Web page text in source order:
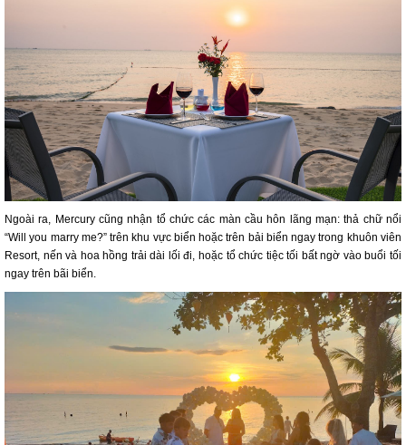
Ngoài ra, Mercury cũng nhận tổ chức các màn cầu hôn lãng mạn: thả chữ nổi
“Will you marry me?” trên khu vực biển hoặc trên bải biển ngay trong khuôn viên
Resort, nến và hoa hồng trải dài lối đi, hoặc tổ chức tiệc tối bất ngờ vào buổi tối
ngay trên bãi biển.